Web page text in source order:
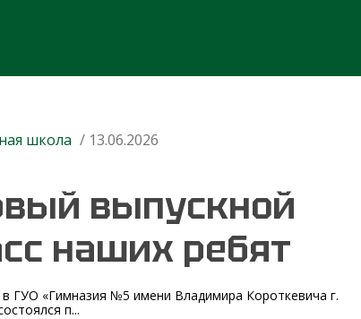
школа / 13.06.2026
выпускной
наших ребят
в ГУО «Гимназия №5 имени Владимира Короткевича г.
п...